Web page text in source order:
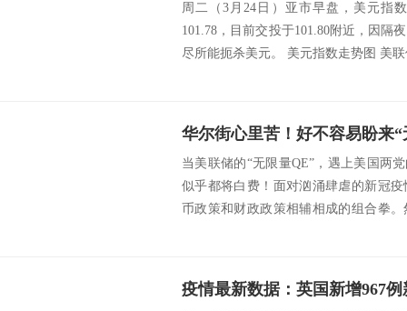
周二（3月24日）亚市早盘，美元指
101.78，目前交投于101.80附近，因隔
尽所能扼杀美元。 美元指数走势图 美
当美联储的“无限量QE”，遇上美国两
似乎都将白费！面对汹涌肆虐的新冠
币政策和财政政策相辅相成的组合拳